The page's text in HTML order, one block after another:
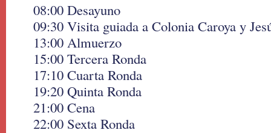
08:00 Desayuno
09:30 Visita guiada a Colonia Caroya y
13:00 Almuerzo
15:00 Tercera Ronda
17:10 Cuarta Ronda
19:20 Quinta Ronda
21:00 Cena
22:00 Sexta Ronda